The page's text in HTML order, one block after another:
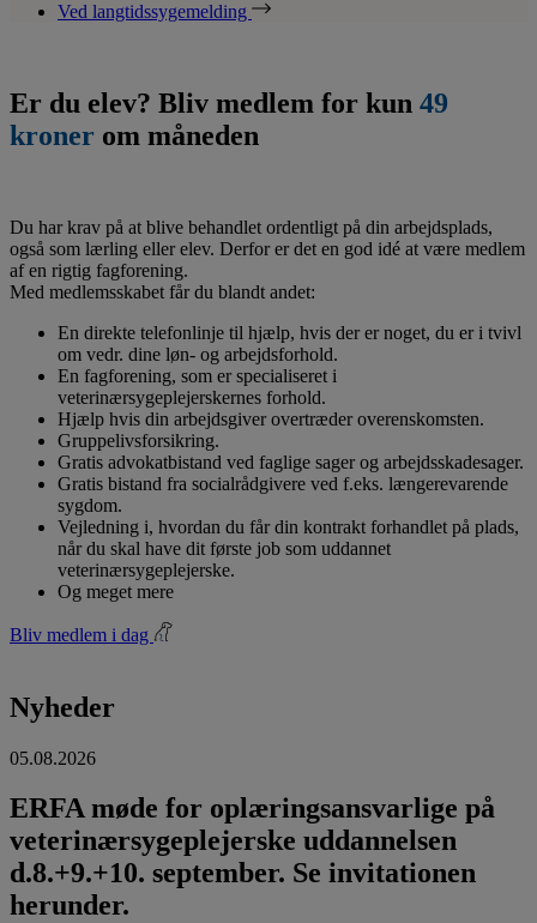
Ved langtidssygemelding
Er du elev? Bliv medlem for kun 49
kroner om måneden
Du har krav på at blive behandlet ordentligt på din arbejdsplads,
også som lærling eller elev. Derfor er det en god idé at være medlem
af en rigtig fagforening.
Med medlemsskabet får du blandt andet:
En direkte telefonlinje til hjælp, hvis der er noget, du er i tvivl
om vedr. dine løn- og arbejdsforhold.
En fagforening, som er specialiseret i
veterinærsygeplejerskernes forhold.
Hjælp hvis din arbejdsgiver overtræder overenskomsten.
Gruppelivsforsikring.
Gratis advokatbistand ved faglige sager og arbejdsskadesager.
Gratis bistand fra socialrådgivere ved f.eks. længerevarende
sygdom.
Vejledning i, hvordan du får din kontrakt forhandlet på plads,
når du skal have dit første job som uddannet
veterinærsygeplejerske.
Og meget mere
Bliv medlem i dag
Nyheder
05.08.2026
ERFA møde for oplæringsansvarlige på
veterinærsygeplejerske uddannelsen
d.8.+9.+10. september. Se invitationen
herunder.